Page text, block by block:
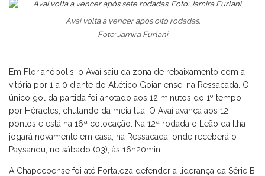
Avaí volta a vencer após oito rodadas.
Foto: Jamira Furlani
Em Florianópolis, o Avaí saiu da zona de rebaixamento com a
vitória por 1 a 0 diante do Atlético Goianiense, na Ressacada. O
único gol da partida foi anotado aos 12 minutos do 1º tempo
por Héracles, chutando da meia lua. O Avaí avança aos 12
pontos e está na 16ª colocação. Na 12ª rodada o Leão da Ilha
jogará novamente em casa, na Ressacada, onde receberá o
Paysandu, no sábado (03), às 16h20min.
A Chapecoense foi até Fortaleza defender a liderança da Série B